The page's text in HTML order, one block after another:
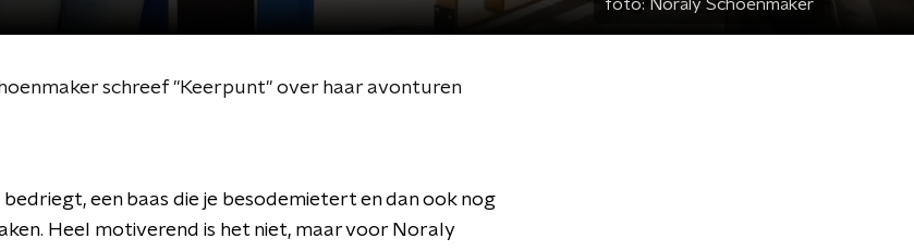
foto: Noraly Schoenmaker
schreef "Keerpunt" over haar avonturen
bedriegt, een baas die je besodemietert en dan ook nog
Heel motiverend is het niet, maar voor Noraly